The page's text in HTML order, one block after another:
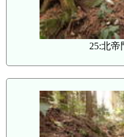
25:北帝